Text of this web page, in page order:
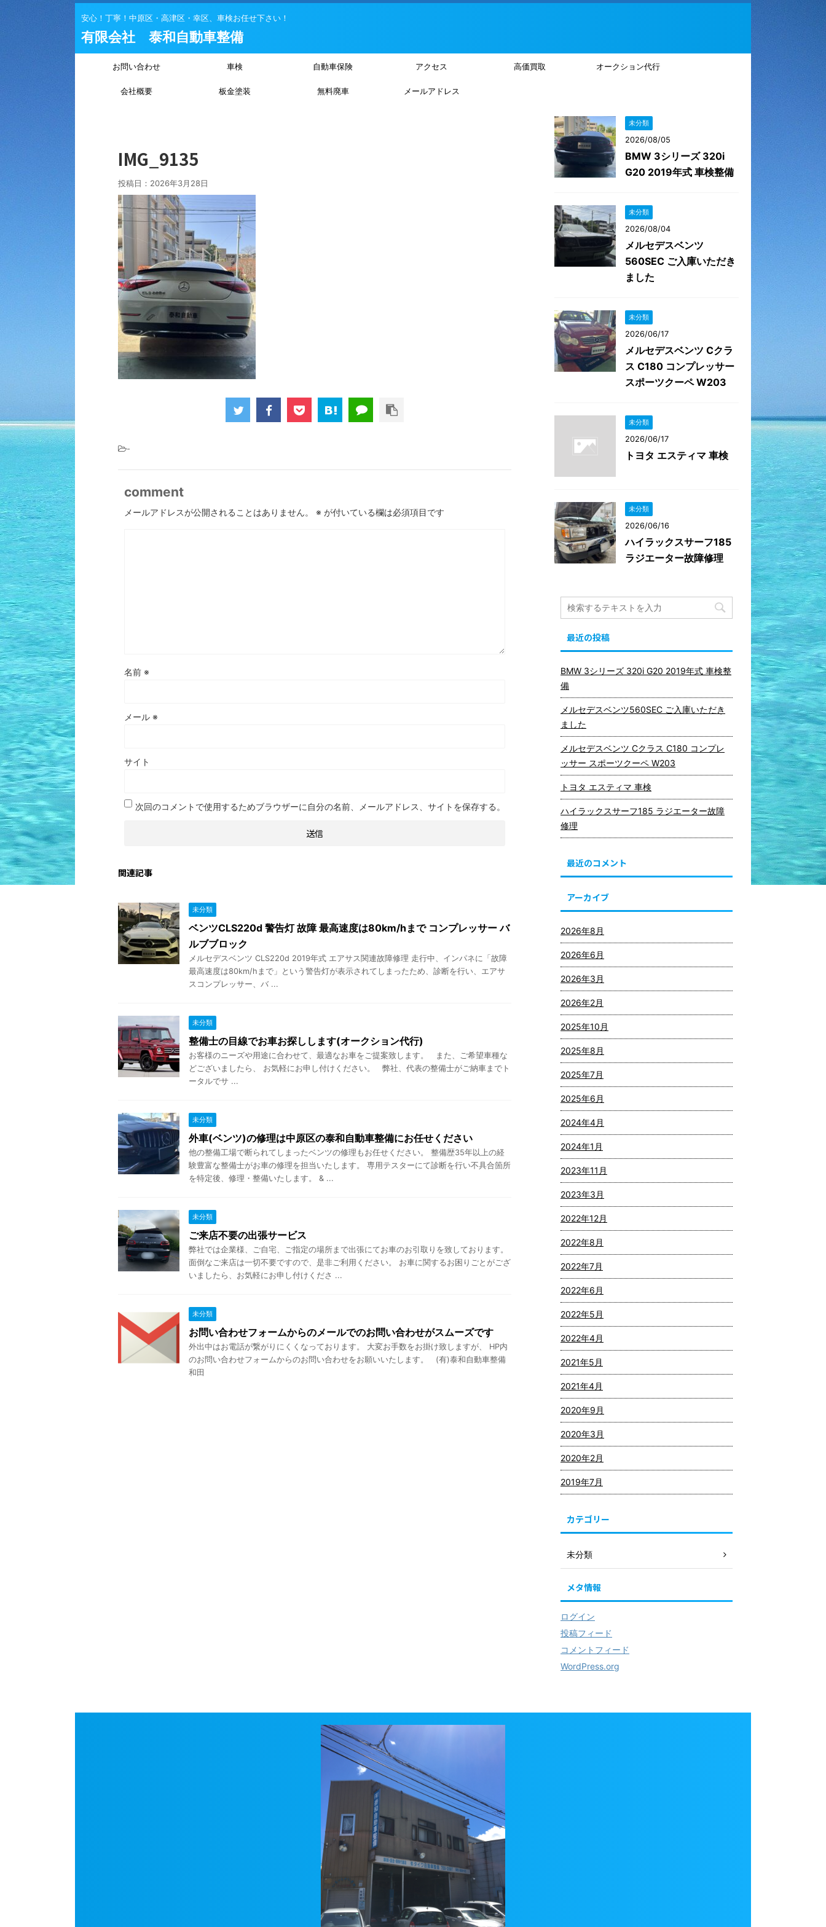
安心！丁寧！中原区・高津区・幸区、車検お任せ下さい！
有限会社 泰和自動車整備
お問い合わせ 車検 自動車保険 アクセス 高価買取 オークション代行
会社概要 板金塗装 無料廃車 メールアドレス
IMG_9135
投稿日： 2026年3月28日
-
comment
メールアドレスが公開されることはありません。 ※ が付いている欄は必須項目です
名前 ※
メール ※
サイト
次回のコメントで使用するためブラウザーに自分の名前、メールアドレス、サイトを保存する。
関連記事
未分類
ベンツCLS220d 警告灯 故障 最高速度は80km/hまで コンプレッサー バ
ルブブロック
メルセデスベンツ CLS220d 2019年式 エアサス関連故障修理 走行中、インパネに「故障
最高速度は80km/hまで」という警告灯が表示されてしまったため、診断を行い、エアサ
スコンプレッサー、バ ...
未分類
整備士の目線でお車お探しします(オークション代行)
お客様のニーズや用途に合わせて、最適なお車をご提案致します。 また、ご希望車種な
どございましたら、 お気軽にお申し付けください。 弊社、代表の整備士がご納車までト
ータルでサ ...
未分類
外車(ベンツ)の修理は中原区の泰和自動車整備にお任せください
他の整備工場で断られてしまったベンツの修理もお任せください。 整備歴35年以上の経
験豊富な整備士がお車の修理を担当いたします。 専用テスターにて診断を行い不具合箇所
を特定後、修理・整備いたします。 & ...
未分類
ご来店不要の出張サービス
弊社では企業様、ご自宅、ご指定の場所まで出張にてお車のお引取りを致しております。
面倒なご来店は一切不要ですので、是非ご利用ください。 お車に関するお困りごとがござ
いましたら、お気軽にお申し付けくださ ...
未分類
お問い合わせフォームからのメールでのお問い合わせがスムーズです
外出中はお電話が繋がりにくくなっております。 大変お手数をお掛け致しますが、 HP内
のお問い合わせフォームからのお問い合わせをお願いいたします。 (有)泰和自動車整備
和田
未分類
2026/08/05
BMW 3シリーズ 320i
G20 2019年式 車検整備
未分類
2026/08/04
メルセデスベンツ
560SEC ご入庫いただき
ました
未分類
2026/06/17
メルセデスベンツ Cクラ
ス C180 コンプレッサー
スポーツクーペ W203
未分類
2026/06/17
トヨタ エスティマ 車検
未分類
2026/06/16
ハイラックスサーフ185
ラジエーター故障修理
最近の投稿
BMW 3シリーズ 320i G20 2019年式 車検整
備
メルセデスベンツ560SEC ご入庫いただき
ました
メルセデスベンツ Cクラス C180 コンプレ
ッサー スポーツクーペ W203
トヨタ エスティマ 車検
ハイラックスサーフ185 ラジエーター故障
修理
最近のコメント
アーカイブ
2026年8月
2026年6月
2026年3月
2026年2月
2025年10月
2025年8月
2025年7月
2025年6月
2024年4月
2024年1月
2023年11月
2023年3月
2022年12月
2022年8月
2022年7月
2022年6月
2022年5月
2022年4月
2021年5月
2021年4月
2020年9月
2020年3月
2020年2月
2019年7月
カテゴリー
未分類
メタ情報
ログイン
投稿フィード
コメントフィード
WordPress.org